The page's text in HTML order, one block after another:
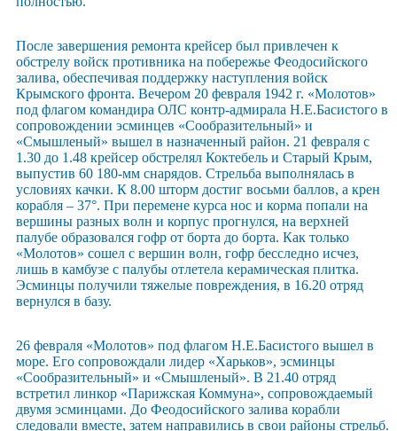
После завершения ремонта крейсер был привлечен к
обстрелу войск противника на побережье Феодосийского
залива, обеспечивая поддержку наступления войск
Крымского фронта. Вечером 20 февраля 1942 г. «Молотов»
под флагом командира ОЛС контр-адмирала Н.Е.Басистого в
сопровождении эсминцев «Сообразительный» и
«Смышленый» вышел в назначенный район. 21 февраля с
1.30 до 1.48 крейсер обстрелял Коктебель и Старый Крым,
выпустив 60 180-мм снарядов. Стрельба выполнялась в
условиях качки. К 8.00 шторм достиг восьми баллов, а крен
корабля – 37°. При перемене курса нос и корма попали на
вершины разных волн и корпус прогнулся, на верхней
палубе образовался гофр от борта до борта. Как только
«Молотов» сошел с вершин волн, гофр бесследно исчез,
лишь в камбузе с палубы отлетела керамическая плитка.
Эсминцы получили тяжелые повреждения, в 16.20 отряд
вернулся в базу.
26 февраля «Молотов» под флагом Н.Е.Басистого вышел в
море. Его сопровождали лидер «Харьков», эсминцы
«Сообразительный» и «Смышленый». В 21.40 отряд
встретил линкор «Парижская Коммуна», сопровождаемый
двумя эсминцами. До Феодосийского залива корабли
следовали вместе, затем направились в свои районы стрельб.